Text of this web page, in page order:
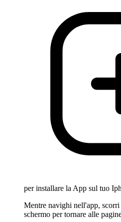
per installare la App sul tuo
Mentre navighi nell'app,
schermo per tornare alle